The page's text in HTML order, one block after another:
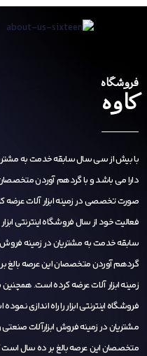
فروشگاه
کاوه
با بیش از سی سال سابقه خدمت به
دارا می باشد و با گردهم آوردن
صورت تخصصی در زمینه ابزار آلات عرضه
فعالیت خود از سال فروشگاه اینترنتی
سابقه خدمت به مشتریان در زمینه فروش
گردهم آوردن متخصصان این عرصه بالغ
زمینه ابزار آلات عرضه کرده است. همچنین
فروشگاه اینترنتی ابزار را راه اندازی
مشتریان در زمینه فروش ابزارآلات
متخصصان این عرصه بالغ بر ده سال است